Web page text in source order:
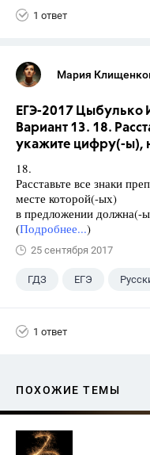
1 ответ
Мария
ЕГЭ-2017 Цыбулько
Вариант 13. 18.
укажите цифру(-ы),
18.
Расставьте все знаки
месте которой(-ых)
в предложении должна(-
(Подробнее...)
25 сентября 2017
ГДЗ ЕГЭ
1 ответ
ПОХОЖИЕ ТЕМЫ